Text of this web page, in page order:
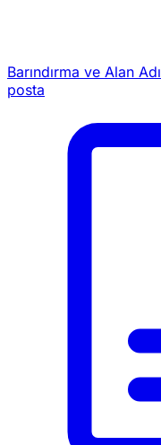
Barındırma ve Alan Adı
posta